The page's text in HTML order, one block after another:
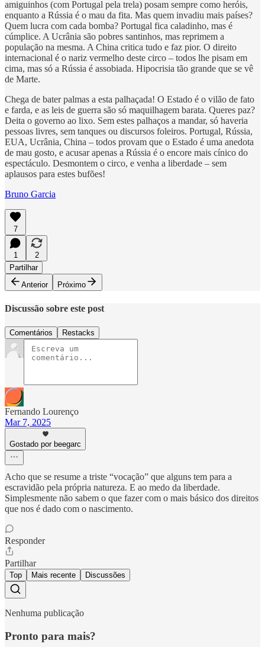
amiguinhos (com Portugal pela trela) posam sempre como heróis,
enquanto a Rússia é o mau da fita. Mas quem invadiu mais países?
Quem lucra com cada bomba? Portugal fica caladinho, mas é
cúmplice. A Ucrânia são pobres santinhos, mas reprimem a
população na mesma. A China critica tudo e faz pior. O direito
internacional é o nariz vermelho deste circo – todos lhe pisam em
cima, mas só a Rússia é assobiada. Hipocrisia tão grande que se vê
de Marte.
Chega de bater palmas a esta palhaçada! O Estado é o vilão de fato
e farda, e as leis de guerra são só maquilhagem barata. Queres paz?
Deita o governo ao lixo. Sem estes palhaços a mandar, só haveria
pessoas livres, sem tanques ou discursos foleiros. Portugal, Rússia,
EUA, Ucrânia, China – todos provam que o Estado é uma anedota
de mau gosto, e acusar apenas a Rússia é o encore mais cínico do
espectáculo. Desmontem o circo, e venha a liberdade – sem
aplausos para estes bufões!
Bruno Garcia
7
1
2
Partilhar
Anterior
Próximo
Discussão sobre este post
Comentários Restacks
Fernando Lourenço
Mar 7, 2025
Gostado por beegarc
Acho que se resume a triste “vocação” que alguns tem para a
escravidão pela própria natureza. E ao medo da liberdade.
Simplesmente não sabem o que fazer com o mais básico dos direitos
que nos é dado com o nascimento.
Responder
Partilhar
Top Mais recente Discussões
Nenhuma publicação
Pronto para mais?